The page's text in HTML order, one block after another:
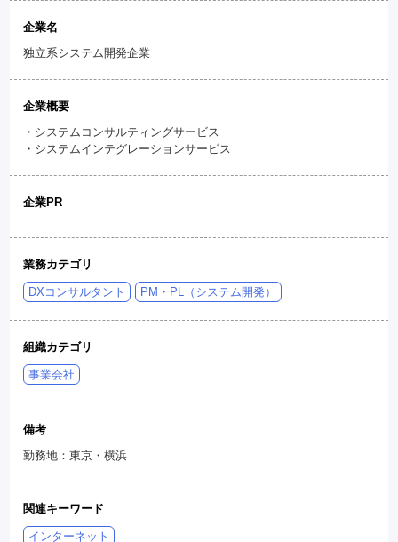
企業名
独立系システム開発企業
企業概要
・システムコンサルティングサービス
・システムインテグレーションサービス
企業PR
業務カテゴリ
DXコンサルタント PM・PL（システム開発）
組織カテゴリ
事業会社
備考
勤務地：東京・横浜
関連キーワード
インターネット